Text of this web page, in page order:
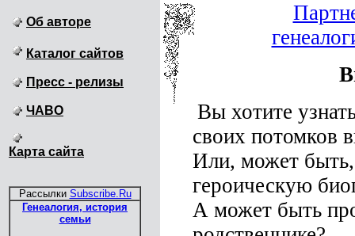
Об авторе
Каталог сайтов
Пресс - релизы
ЧАВО
Карта сайта
Рассылки Subscribe.Ru
Генеалогия, история
семьи
Вы хотите
своих потомков
Или, может быть,
героическую
А может быть